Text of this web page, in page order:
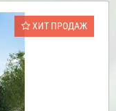
ХИТ ПРОДАЖ